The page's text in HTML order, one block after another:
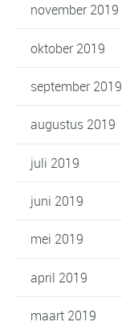
november 2019
oktober 2019
september 2019
augustus 2019
juli 2019
juni 2019
mei 2019
april 2019
maart 2019